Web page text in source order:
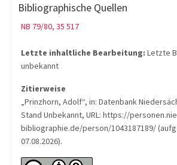
Bibliographische Quellen
NB 79/80, 35 517
Letzte inhaltliche Bearbeitung: Letzte
unbekannt
Zitierweise
„Prinzhorn, Adolf“, in: Datenbank
Stand Unbekannt, URL: https://
bibliographie.de/person/1043187189/
07.08.2026).